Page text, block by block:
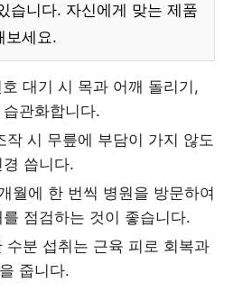
습니다. 자신에게 맞는 제품
보세요.
호 대기 시 목과 어깨 돌리기,
관화합니다.
작 시 무릎에 부담이 가지 않도
씁니다.
월에 한 번씩 병원을 방문하여
점검하는 것이 좋습니다.
수분 섭취는 근육 피로 회복과
줍니다.